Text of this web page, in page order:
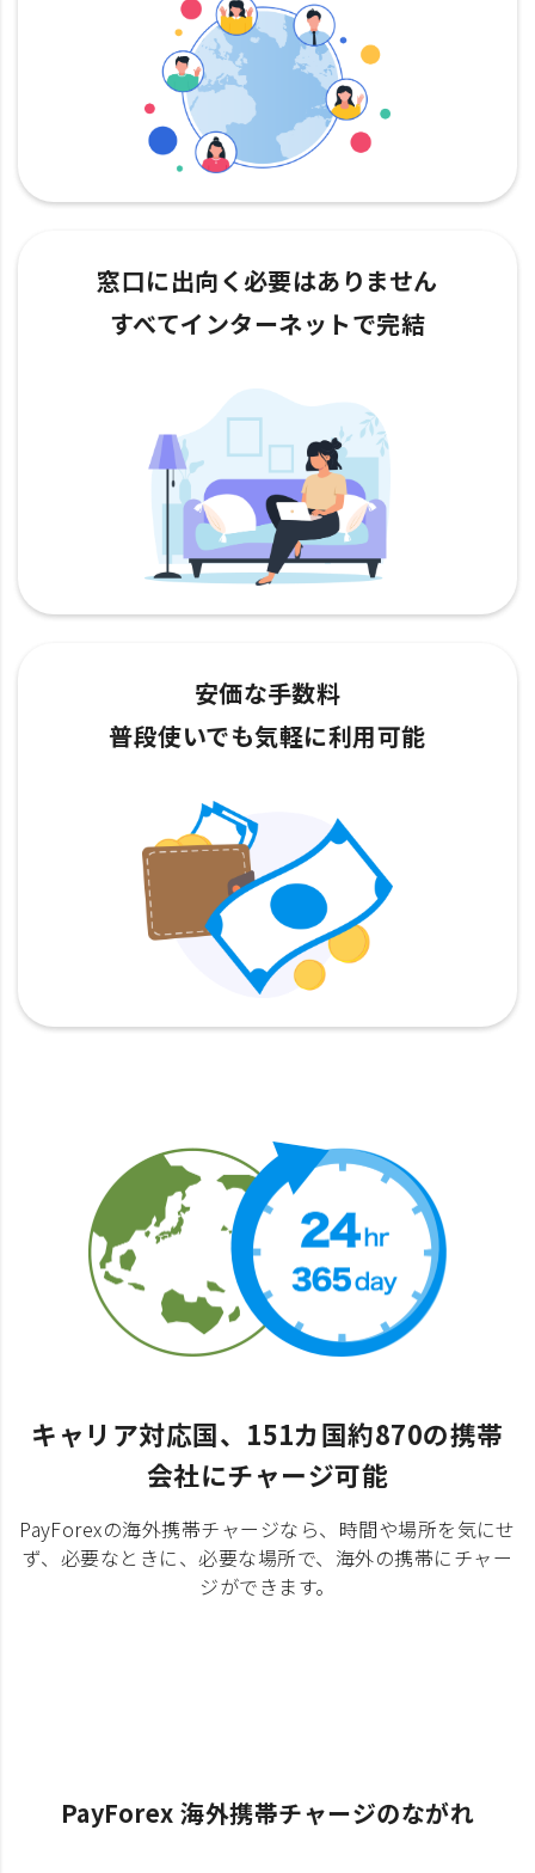
窓口に出向く必要はありません
すべてインターネットで完結
安価な手数料
普段使いでも気軽に利用可能
キャリア対応国、151カ国約870の携帯
会社にチャージ可能
PayForexの海外携帯チャージなら、時間や場所を気にせ
ず、必要なときに、必要な場所で、海外の携帯にチャー
ジができます。
PayForex 海外携帯チャージのながれ